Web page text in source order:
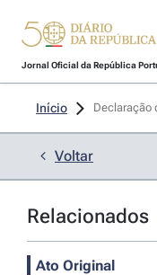
Jornal Oficial da República
Início Declaração
Voltar
Relacionados
Ato Original